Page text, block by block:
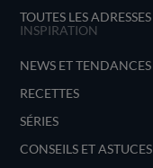
TOUTES LES ADRESSES
INSPIRATION
NEWS ET TENDANCES
RECETTES
SÉRIES
CONSEILS ET ASTUCES